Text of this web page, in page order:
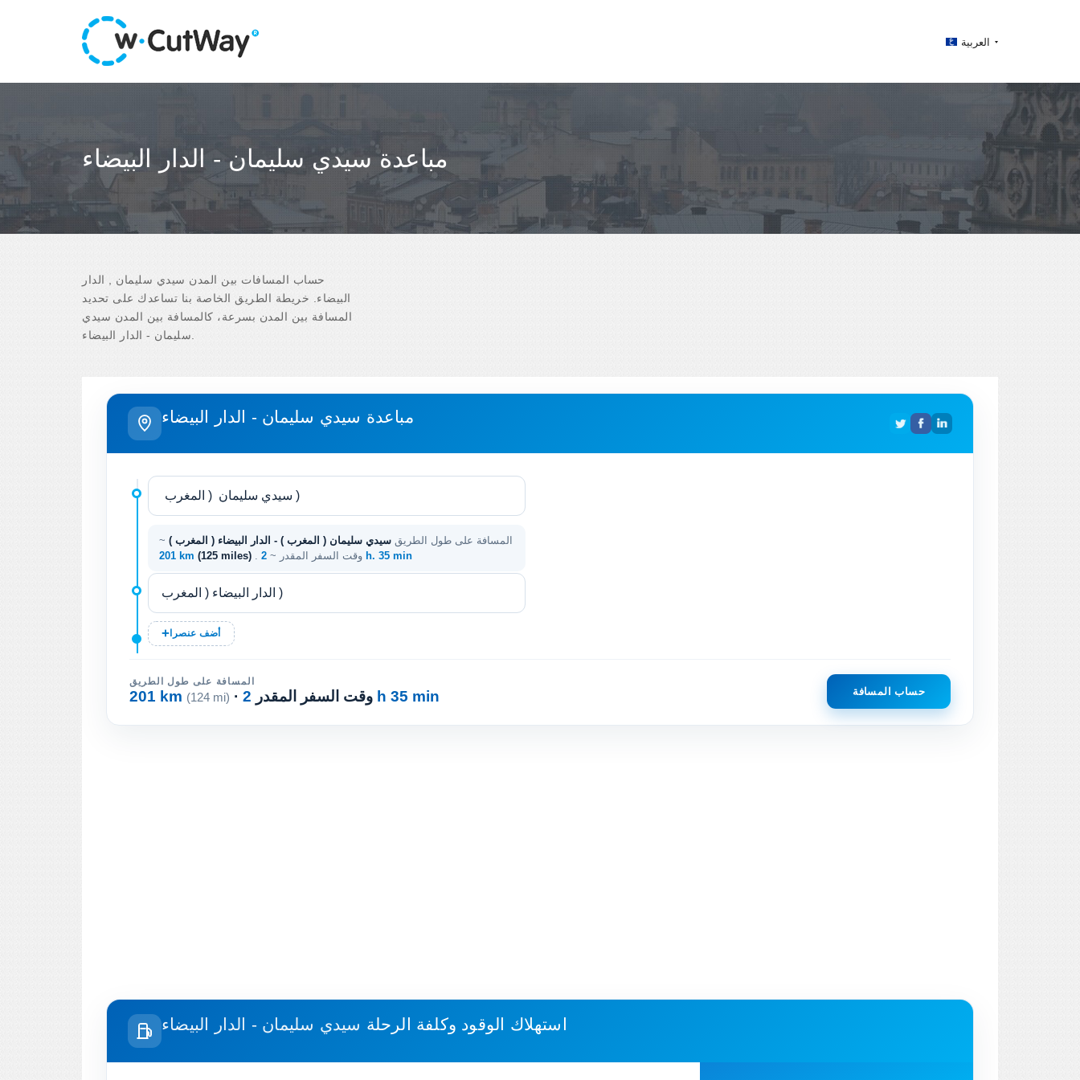
العربية
مباعدة سيدي سليمان - الدار البيضاء
حساب المسافات بين المدن سيدي سليمان , الدار
البيضاء. خريطة الطريق الخاصة بنا تساعدك على تحديد
المسافة بين المدن بسرعة، كالمسافة بين المدن سيدي
مباعدة سيدي سليمان - الدار البيضاء
المسافة على طول الطريق سيدي سليمان ( المغرب ) - الدار البيضاء ( المغرب ) ~
201 km (125 miles) . وقت السفر المقدر ~ 2 h. 35 min
أضف عنصرا
المسافة على طول الطريق
201 km (124 mi) · وقت السفر المقدر 2 h 35 min حساب المسافة
استهلاك الوقود وكلفة الرحلة سيدي سليمان - الدار البيضاء